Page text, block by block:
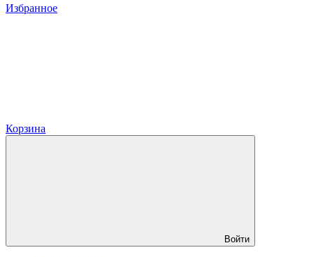
Избранное
Корзина
Войти